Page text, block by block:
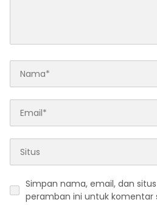
Simpan nama, email, dan
peramban ini untuk komentar